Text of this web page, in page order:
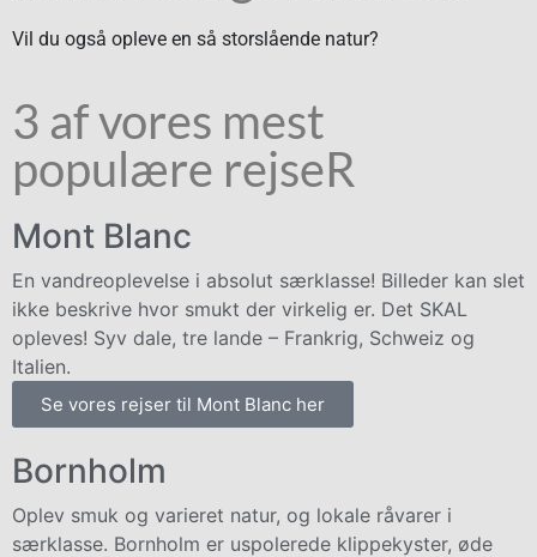
Vil du også opleve en så storslående natur?
3 af vores mest
populære rejseR
Mont Blanc
En vandreoplevelse i absolut særklasse! Billeder kan slet
ikke beskrive hvor smukt der virkelig er. Det SKAL
opleves! Syv dale, tre lande – Frankrig, Schweiz og
Italien.
Se vores rejser til Mont Blanc her
Bornholm
Oplev smuk og varieret natur, og lokale råvarer i
særklasse. Bornholm er uspolerede klippekyster, øde